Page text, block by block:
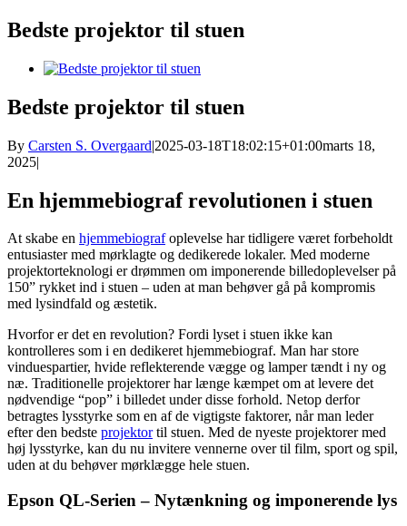
Bedste projektor til stuen
Se
billede
Bedste projektor til stuen
By Carsten S. Overgaard|2025-03-18T18:02:15+01:00marts 18,
2025|
En hjemmebiograf revolutionen i stuen
At skabe en hjemmebiografoplevelse har tidligere været forbeholdt
entusiaster med mørklagte og dedikerede lokaler. Med moderne
projektorteknologi er drømmen om imponerende billedoplevelser på
150” rykket ind i stuen – uden at man behøver gå på kompromis
med lysindfald og æstetik.
Hvorfor er det en revolution? Fordi lyset i stuen ikke kan
kontrolleres som i en dedikeret hjemmebiograf. Man har store
vinduespartier, hvide reflekterende vægge og lamper tændt i ny og
næ. Traditionelle projektorer har længe kæmpet om at levere det
nødvendige “pop” i billedet under disse forhold. Netop derfor
betragtes lysstyrke som en af de vigtigste faktorer, når man leder
efter den bedste projektortil stuen. Med de nyeste projektorer med
høj lysstyrke, kan du nu invitere vennerne over til film, sport og spil,
uden at du behøver mørklægge hele stuen.
Epson QL-Serien – Nytænkning og imponerende lys